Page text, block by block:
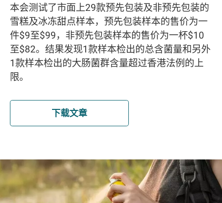
本会测试了市面上29款预先包装及非预先包装的
雪糕及冰冻甜点样本，预先包装样本的售价为一
件$9至$99，非预先包装样本的售价为一杯$10
至$82。结果发现1款样本检出的总含菌量和另外
1款样本检出的大肠菌群含量超过香港法例的上
限。
下载文章